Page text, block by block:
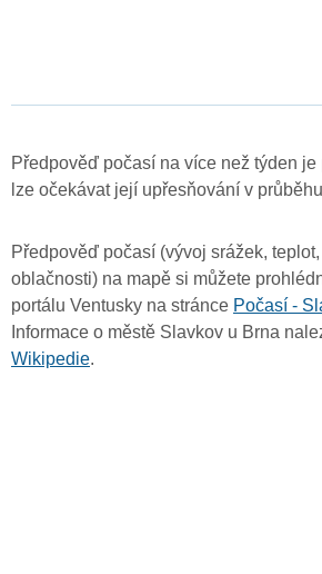
Předpověď počasí na více než týden
lze očekávat její upřesňování v
Předpověď počasí (vývoj srážek,
oblačnosti) na mapě si můžete
portálu Ventusky na stránce Počasí -
Informace o městě Slavkov u Brna
Wikipedie.